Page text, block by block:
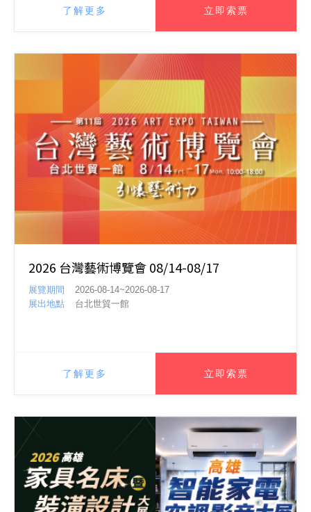
了解更多 立即索票
2026 台灣藝術博覽會 08/14-08/17
展覽期間
2026-08-14~2026-08-17
展出地點
台北世貿一館
了解更多 立即索票